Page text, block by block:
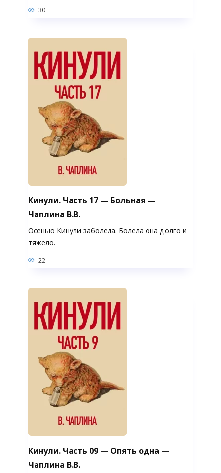
30
Кинули. Часть 17 — Больная —
Чаплина В.В.
Осенью Кинули заболела. Болела она долго и
тяжело.
22
Кинули. Часть 09 — Опять одна —
Чаплина В.В.